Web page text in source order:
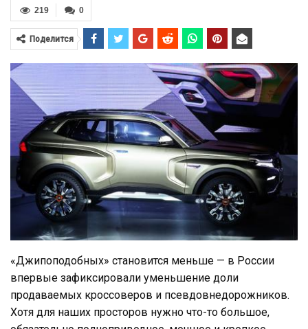
0
219
Поделится
«Джипоподобных» становится меньше — в России
впервые зафиксировали уменьшение доли
продаваемых кроссоверов и псевдовнедорожников.
Хотя для наших просторов нужно что-то большое,